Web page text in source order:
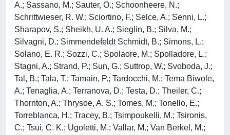
A.; Sassano, M.; Sauter, O.; Schoonheere, N.;
Schrittwieser, R. W.; Sciortino, F.; Selce, A.; Senni, L.;
Sharapov, S.; Sheikh, U. A.; Sieglin, B.; Silva, M.;
Silvagni, D.; Simmendefeldt Schmidt, B.; Simons, L.;
Solano, E. R.; Sozzi, C.; Spolaore, M.; Spolladore, L.;
Stagni, A.; Strand, P.; Sun, G.; Suttrop, W.; Svoboda, J.;
Tal, B.; Tala, T.; Tamain, P.; Tardocchi, M.; Tema Biwole,
A.; Tenaglia, A.; Terranova, D.; Testa, D.; Theiler, C.;
Thornton, A.; Thrysoe, A. S.; Tomes, M.; Tonello, E.;
Torreblanca, H.; Tracey, B.; Tsimpoukelli, M.; Tsironis,
C.; Tsui, C. K.; Ugoletti, M.; Vallar, M.; Van Berkel, M.;